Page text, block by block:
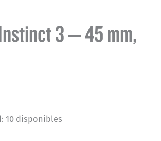
3 – 45 mm,
10 disponibles